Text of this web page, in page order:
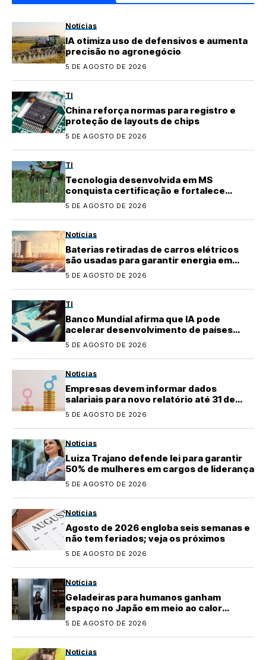
Notícias
IA otimiza uso de defensivos e aumenta
precisão no agronegócio
5 DE AGOSTO DE 2026
TI
China reforça normas para registro e
proteção de layouts de chips
5 DE AGOSTO DE 2026
TI
Tecnologia desenvolvida em MS
conquista certificação e fortalece
5 DE AGOSTO DE 2026
Notícias
Baterias retiradas de carros elétricos
são usadas para garantir energia em
áreas rurais
5 DE AGOSTO DE 2026
TI
Banco Mundial afirma que IA pode
acelerar desenvolvimento de países
emergentes
5 DE AGOSTO DE 2026
Notícias
Empresas devem informar dados
salariais para novo relatório até 31 de
agosto
5 DE AGOSTO DE 2026
Notícias
Luiza Trajano defende lei para garantir
50% de mulheres em cargos de liderança
5 DE AGOSTO DE 2026
Notícias
Agosto de 2026 engloba seis semanas e
não tem feriados; veja os próximos
5 DE AGOSTO DE 2026
Notícias
Geladeiras para humanos ganham
espaço no Japão em meio ao calor
extremo
5 DE AGOSTO DE 2026
Notícias